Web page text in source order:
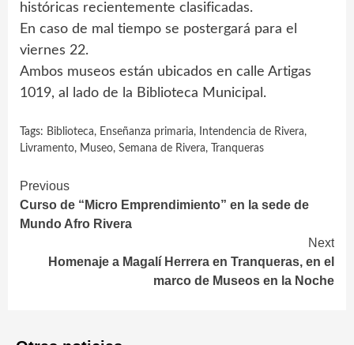
históricas recientemente clasificadas.
En caso de mal tiempo se postergará para el
viernes 22.
Ambos museos están ubicados en calle Artigas
1019, al lado de la Biblioteca Municipal.
Tags: Biblioteca, Enseñanza primaria, Intendencia de Rivera,
Livramento, Museo, Semana de Rivera, Tranqueras
Continue
Reading
Previous
Curso de “Micro Emprendimiento” en la sede de
Mundo Afro Rivera
Next
Homenaje a Magalí Herrera en Tranqueras, en el
marco de Museos en la Noche